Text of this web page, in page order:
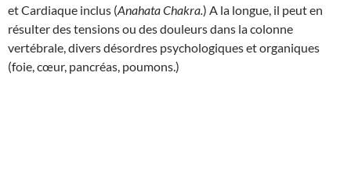
et Cardiaque inclus (Anahata Chakra.) A la longue, il peut en
résulter des tensions ou des douleurs dans la colonne
vertébrale, divers désordres psychologiques et organiques
(foie, cœur, pancréas, poumons.)